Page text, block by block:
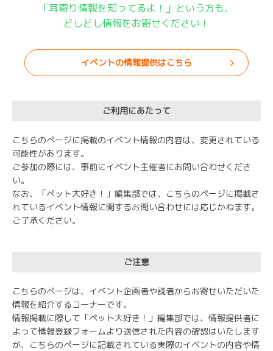
「耳寄り情報を知ってるよ！」という方も、
どしどし情報をお寄せください！
イベントの情報提供はこちら
ご利用にあたって
こちらのページに掲載のイベント情報の内容は、変更されている
可能性があります。
ご参加の際には、事前にイベント主催者にお問い合わせくださ
い。
なお、「ペット大好き！」編集部では、こちらのページに掲載さ
れているイベント情報に関するお問い合わせには応じかねます。
ご了承ください。
ご注意
こちらのページは、イベント企画者や読者からお寄せいただいた
情報を紹介するコーナーです。
情報掲載に際して「ペット大好き！」編集部では、情報提供者に
よって情報登録フォームより送信された内容の確認はいたします
が、こちらのページに記載されている実際のイベントの内容や情